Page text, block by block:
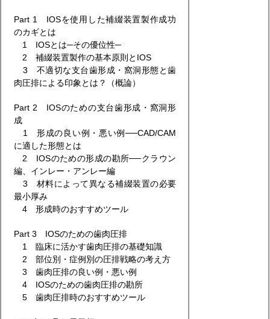
Part 1 IOSを使用した補綴装置製作成功
のカギとは
1 IOSとは─その優位性─
2 補綴装置製作の基本原則とIOS
3 不適切な支台歯形成・窩洞形態と歯
肉圧排による印象とは？（概論）
Part 2 IOSのための支台歯形成・窩洞形
成
1 形成の良い例・悪い例──CAD/CAM
に適した形態とは
2 IOSのための形成の勘所──クラウン
編、インレー・アンレー編
3 材料によって異なる補綴装置の必要
最小厚み
4 形成時のおすすめツール
Part 3 IOSのための歯肉圧排
1 臨床に活かす歯肉圧排の基礎知識
2 部位別・症例別の圧排戦略の考え方
3 歯肉圧排の良い例・悪い例
4 IOSのための歯肉圧排の勘所
5 歯肉圧排時のおすすめツール